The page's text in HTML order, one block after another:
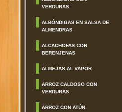
VERDURAS.
ALBÓNDIGAS EN SALSA DE
ALMENDRAS
ALCACHOFAS CON
BERENJENAS
ALMEJAS AL VAPOR
ARROZ CALDOSO CON
VERDURAS
ARROZ CON ATÚN